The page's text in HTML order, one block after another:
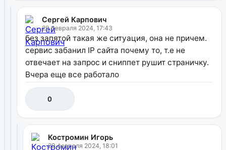
Сергей Карпович
29 февраля 2024, 17:43
без запятой такая же ситуация, она не причем.
сервис забанил IP сайта почему то, т.е не
отвечает на запрос и сниппет рушит страничку.
Вчера еще все работало
0
Костромин Игорь
29 февраля 2024, 18:01